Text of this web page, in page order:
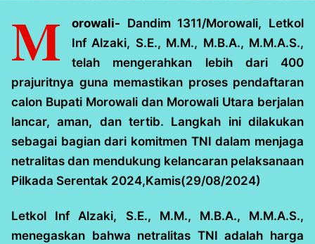
M orowali- Dandim 1311/Morowali, Letkol
Inf Alzaki, S.E., M.M., M.B.A., M.M.A.S.,
telah mengerahkan lebih dari 400
prajuritnya guna memastikan proses pendaftaran
calon Bupati Morowali dan Morowali Utara berjalan
lancar, aman, dan tertib. Langkah ini dilakukan
sebagai bagian dari komitmen TNI dalam menjaga
netralitas dan mendukung kelancaran pelaksanaan
Pilkada Serentak 2024,Kamis(29/08/2024)
Letkol Inf Alzaki, S.E., M.M., M.B.A., M.M.A.S.,
menegaskan bahwa netralitas TNI adalah harga